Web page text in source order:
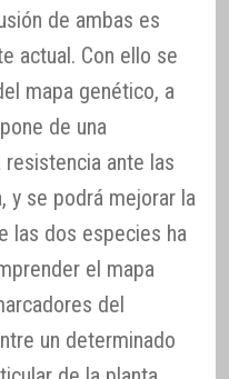
de ambas es
actual. Con ello se
mapa genético, a
de una
ante las
y se podrá mejorar la
las dos especies ha
el mapa
del
un determinado